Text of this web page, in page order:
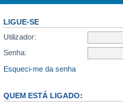
LIGUE-SE
Utilizador:
Senha:
Esqueci-me da senha
QUEM ESTÁ LIGADO: